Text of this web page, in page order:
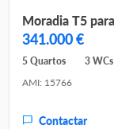
341.000 €
5 Quartos 3 WCs
AMI: 15766
Contactar